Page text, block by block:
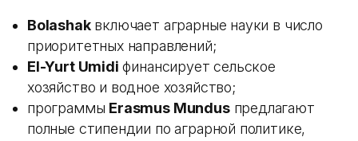
Bolashakвключает аграрные науки в число
приоритетных направлений;
El-Yurt Umidi финансирует сельское
хозяйство и водное хозяйство;
программы Erasmus Mundusпредлагают
полные стипендии по аграрной политике,